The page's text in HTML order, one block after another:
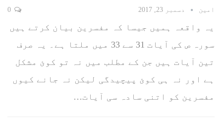
امین دسمبر 23, 2017
یہ واقعہ ہمیں جیسا کہ مفسرین بیان کرتے ہیں
سورہ ص کی آیات 31 سے 33 میں ملتا ہے۔ یہ صرف
تین آیات ہیں جن کے مطلب میں نہ تو کوئ مشکل
ہے اور نہ ہی کوئ پیچیدگی لیکن نہ جانے کیوں
مفسرین کو اتنی سادہ سی آیات…